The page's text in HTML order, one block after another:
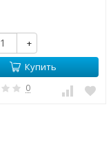
+
Купить
0